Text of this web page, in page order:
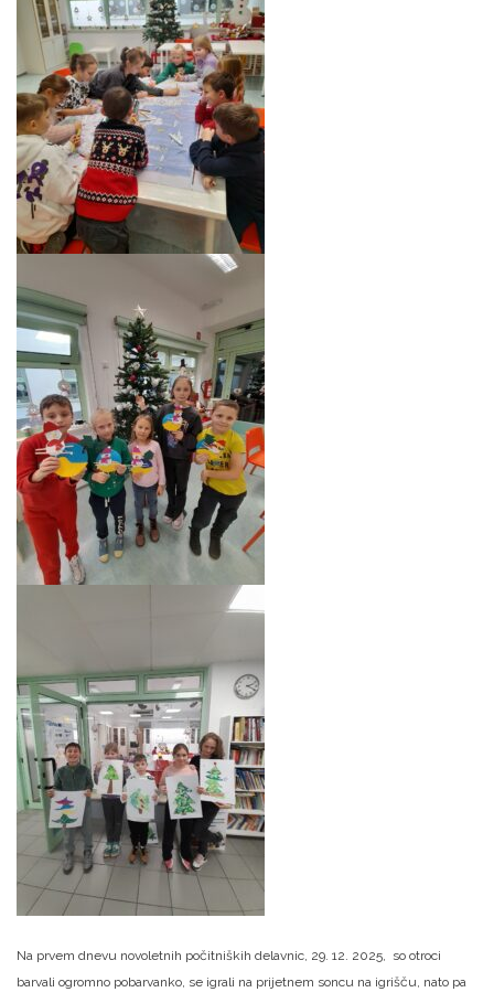
Na prvem dnevu novoletnih počitniških delavnic, 29. 12. 2025, so otroci
barvali ogromno pobarvanko, se igrali na prijetnem soncu na igrišču, nato pa